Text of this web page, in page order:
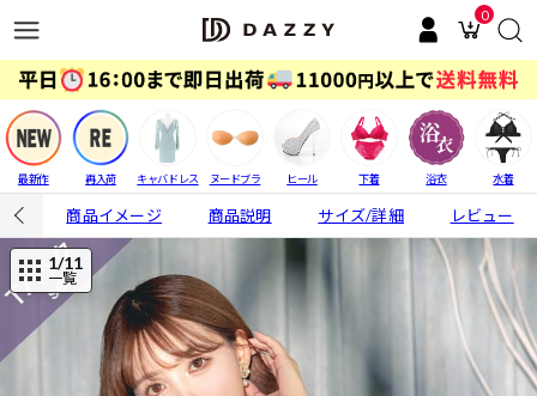
0
最新作 再入荷 キャバドレス ヌードブラ ヒール 下着 浴衣 水着
商品イメージ 商品説明 サイズ/詳細 レビュー
1/11
一覧